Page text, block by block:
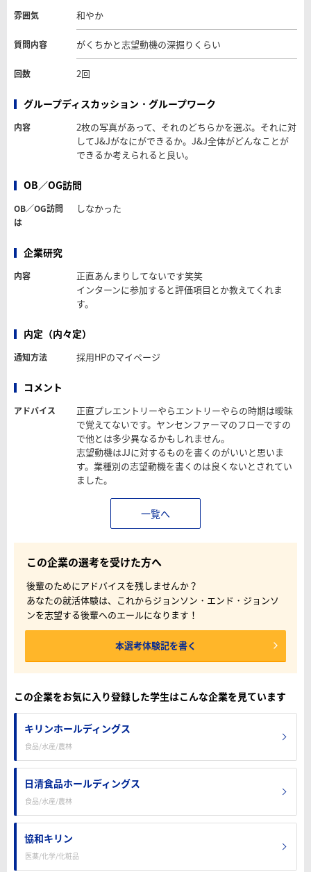
雰囲気 和やか
質問内容 がくちかと志望動機の深掘りくらい
回数 2回
グループディスカッション・グループワーク
内容
2枚の写真があって、それのどちらかを選ぶ。それに対
してJ&Jがなにができるか。J&J全体がどんなことが
できるか考えられると良い。
OB／OG訪問
OB／OG訪問
は
しなかった
企業研究
内容
正直あんまりしてないです笑笑
インターンに参加すると評価項目とか教えてくれま
す。
内定（内々定）
通知方法 採用HPのマイページ
コメント
アドバイス
正直プレエントリーやらエントリーやらの時期は曖昧
で覚えてないです。ヤンセンファーマのフローですの
で他とは多少異なるかもしれません。
志望動機はJJに対するものを書くのがいいと思いま
す。業種別の志望動機を書くのは良くないとされてい
ました。
一覧へ
この企業の選考を受けた方へ
後輩のためにアドバイスを残しませんか？
あなたの就活体験は、これからジョンソン・エンド・ジョンソ
ンを志望する後輩へのエールになります！
本選考体験記を書く
この企業をお気に入り登録した学生はこんな企業を見ています
キリンホールディングス
食品/水産/農林
日清食品ホールディングス
食品/水産/農林
協和キリン
医薬/化学/化粧品